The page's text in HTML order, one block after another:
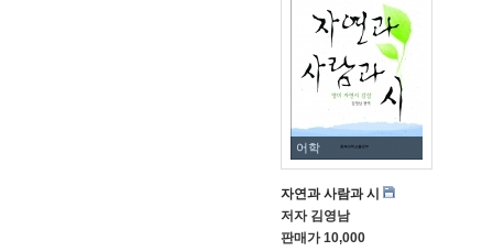
어학
자연과 사람과 시
저자김영남
판매가10,000